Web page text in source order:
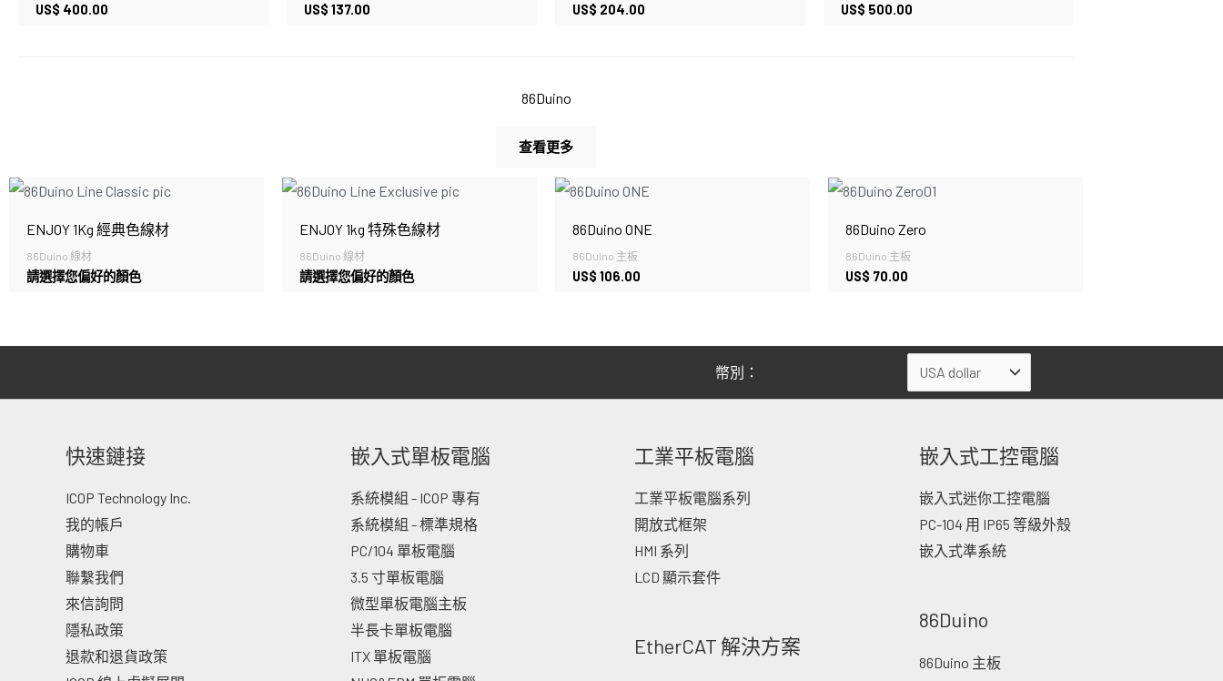
US$ 400.00 US$ 137.00 US$ 204.00 US$ 500.00
86Duino
查看更多
ENJOY 1Kg 經典色線材
86Duino 線材
請選擇您偏好的顏色
ENJOY 1kg 特殊色線材
86Duino 線材
請選擇您偏好的顏色
86Duino ONE
86Duino 主板
US$ 106.00
86Duino Zero
86Duino 主板
US$ 70.00
幣別：
快速鏈接
ICOP Technology Inc.
我的帳戶
購物車
聯繫我們
來信詢問
隱私政策
退款和退貨政策
嵌入式單板電腦
系統模組 - ICOP 專有
系統模組 - 標準規格
PC/104 單板電腦
3.5 寸單板電腦
微型單板電腦主板
半長卡單板電腦
ITX 單板電腦
工業平板電腦
工業平板電腦系列
開放式框架
HMI 系列
LCD 顯示套件
EtherCAT 解決方案
嵌入式工控電腦
嵌入式迷你工控電腦
PC-104 用 IP65 等級外殼
嵌入式準系統
86Duino
86Duino 主板